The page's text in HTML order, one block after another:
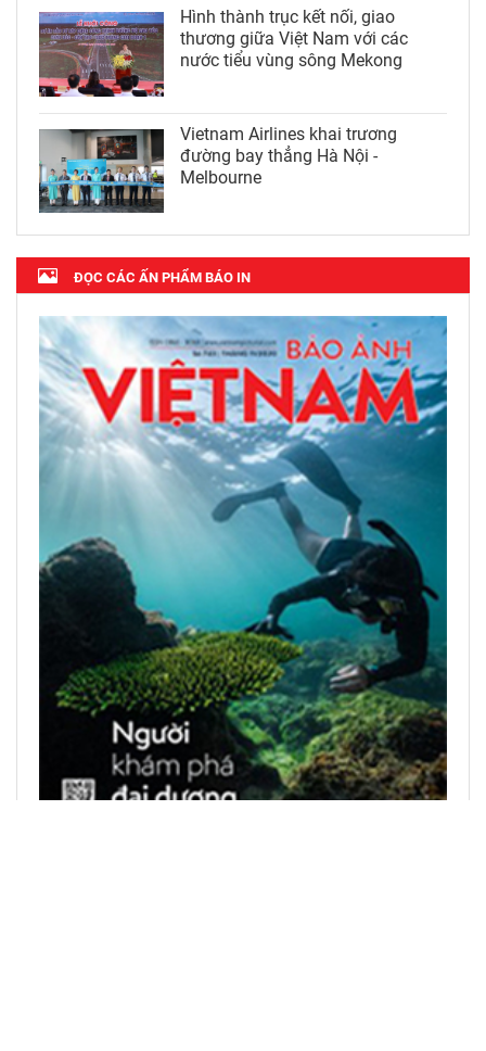
Hình thành trục kết nối, giao
thương giữa Việt Nam với các
nước tiểu vùng sông Mekong
Vietnam Airlines khai trương
đường bay thẳng Hà Nội -
Melbourne
ĐỌC CÁC ẤN PHẨM BÁO IN